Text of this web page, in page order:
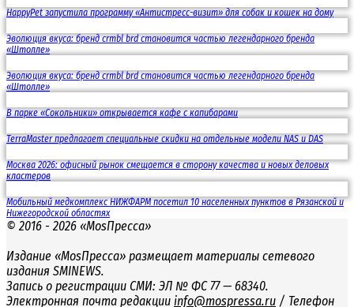
HappyPet запустила программу «Антистресс-визит» для собак и кошек на дому
Эволюция вкуса: бренд crmbl brd становится частью легендарного бренда
«Штолле»
Эволюция вкуса: бренд crmbl brd становится частью легендарного бренда
«Штолле»
В парке «Сокольники» открывается кафе с капибарами
TerraMaster предлагает специальные скидки на отдельные модели NAS и DAS
Москва 2026: офисный рынок смещается в сторону качества и новых деловых
кластеров
Мобильный медкомплекс НИЖФАРМ посетил 10 населенных пунктов в Рязанской и
Нижегородской областях
© 2016 - 2026 «MosПресса»
Издание «MosПресса» размещает материалы сетевого
издания SMINEWS.
Запись о регистрации СМИ: ЭЛ № ФС 77 — 68340.
Электронная почта редакции info@mospressa.ru / Телефон